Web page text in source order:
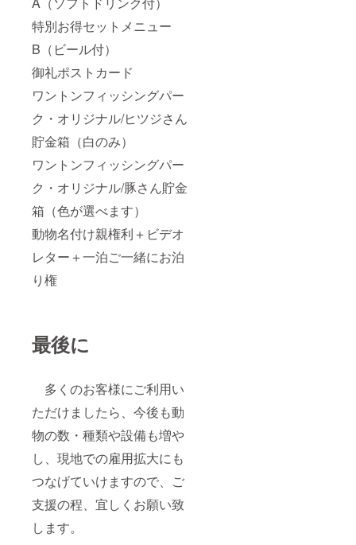
特別お得セットメニュー
B（ビール付）
御礼ポストカード
ワントンフィッシングパー
ク・オリジナル/ヒツジさん
貯金箱（白のみ）
ワントンフィッシングパー
ク・オリジナル/豚さん貯金
箱（色が選べます）
動物名付け親権利＋ビデオ
レター＋一泊ご一緒にお泊
り権
最後に
多くのお客様にご利用い
ただけましたら、今後も動
物の数・種類や設備も増や
し、現地での雇用拡大にも
つなげていけますので、ご
支援の程、宜しくお願い致
します。